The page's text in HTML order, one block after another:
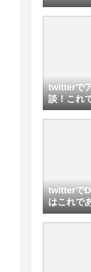
twitterで
談！これ
twitterで
はこれで